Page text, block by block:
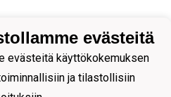
evästeitä
evästeitä käyttökokemuksen
ja tilastollisiin